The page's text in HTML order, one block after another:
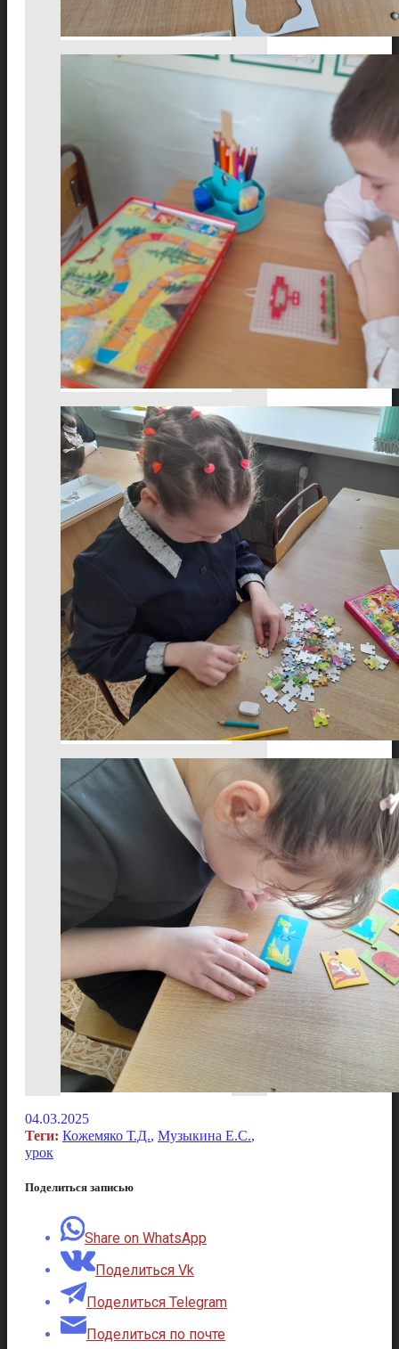
04.03.2025
Теги: Кожемяко Т.Д., Музыкина Е.С.,
урок
Поделиться записью
Share on WhatsApp
Поделиться Vk
Поделиться Telegram
Поделиться по почте